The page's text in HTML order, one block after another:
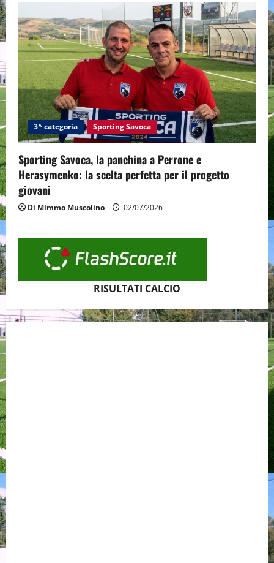
3^ categoria Sporting Savoca
Sporting Savoca, la panchina a Perrone e
Herasymenko: la scelta perfetta per il progetto
giovani
Di Mimmo Muscolino 02/07/2026
RISULTATI CALCIO